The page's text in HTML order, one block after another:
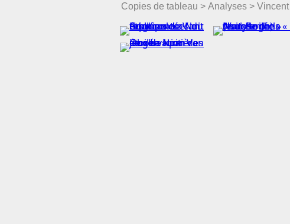
Copies de tableau > Analyses >